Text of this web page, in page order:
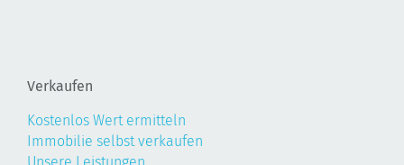
Verkaufen
Kostenlos Wert ermitteln
Immobilie selbst verkaufen